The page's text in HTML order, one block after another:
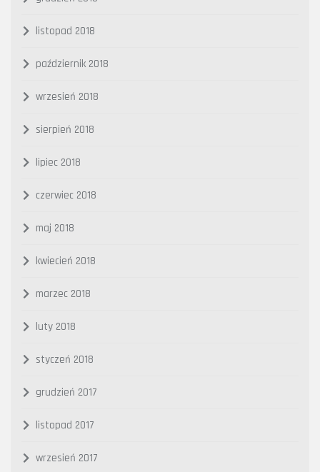
listopad 2018
październik 2018
wrzesień 2018
sierpień 2018
lipiec 2018
czerwiec 2018
maj 2018
kwiecień 2018
marzec 2018
luty 2018
styczeń 2018
grudzień 2017
listopad 2017
wrzesień 2017